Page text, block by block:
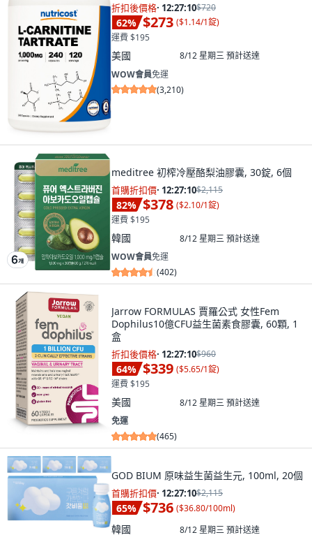
折扣後價格· 12:27:09$720
62% $273 ($1.14/1錠)
運費 $195
美國 8/12 星期三預計送達
WOW會員免運
(3,210)
meditree 初榨冷壓酪梨油膠囊, 30錠, 6個
首購折扣價· 12:27:09$2,115
82% $378 ($2.10/1錠)
運費 $195
韓國 8/12 星期三預計送達
WOW會員免運
(402)
Jarrow FORMULAS 賈羅公式 女性Fem
Dophilus10億CFU益生菌素食膠囊, 60顆, 1
盒
折扣後價格· 12:27:09$960
64% $339 ($5.65/1錠)
運費 $195
美國 8/12 星期三預計送達
免運
(465)
GOD BIUM 原味益生菌益生元, 100ml, 20個
首購折扣價· 12:27:09$2,115
65% $736 ($36.80/100ml)
韓國 8/12 星期三預計送達